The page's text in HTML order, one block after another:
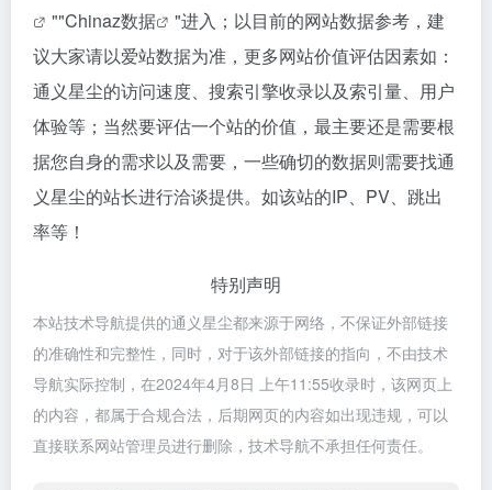
""Chinaz数据
"进入；以目前的网站数据参考，建
议大家请以爱站数据为准，更多网站价值评估因素如：
通义星尘的访问速度、搜索引擎收录以及索引量、用户
体验等；当然要评估一个站的价值，最主要还是需要根
据您自身的需求以及需要，一些确切的数据则需要找通
义星尘的站长进行洽谈提供。如该站的IP、PV、跳出
率等！
特别声明
本站技术导航提供的通义星尘都来源于网络，不保证外部链接
的准确性和完整性，同时，对于该外部链接的指向，不由技术
导航实际控制，在2024年4月8日 上午11:55收录时，该网页上
的内容，都属于合规合法，后期网页的内容如出现违规，可以
直接联系网站管理员进行删除，技术导航不承担任何责任。